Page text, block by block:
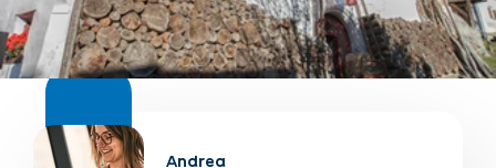
Unterkünfte finden
Ticket- &
Gutscheinshop
info@serfaus-fiss-ladis.at
Andrea